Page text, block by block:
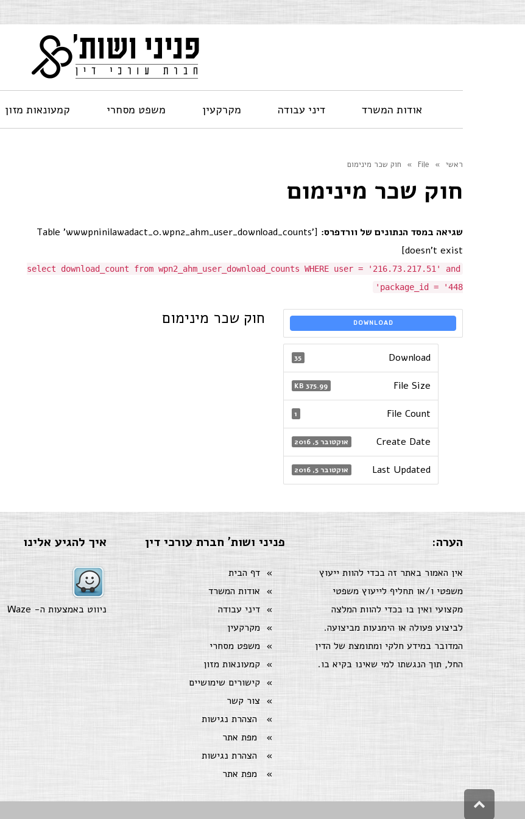
אודות המשרד דיני עבודה מקרקעין משפט מסחרי קמעונאות מזון
ראשי »
File
» חוק שכר מינימום
חוק שכר מינימום
שגיאה במסד הנתונים של וורדפרס: [Table 'wwwpninilawadact_0.wpn2_ahm_user_download_counts'
doesn't exist]
select download_count from wpn2_ahm_user_download_counts WHERE user = '216.73.217.51' and
package_id = '448'
DOWNLOAD
Download
35
File Size
375.99 KB
File Count
1
Create Date אוקטובר 5, 2016
Last Updated אוקטובר 5, 2016
חוק שכר מינימום
הערה:
אין האמור באתר זה בכדי להוות ייעוץ
משפטי ו/או תחליף לייעוץ משפטי
מקצועי ואין בו בכדי להוות המלצה
לביצוע פעולה או הימנעות מביצועה.
המדובר במידע חלקי ומתומצת של הדין
החל, תוך הנגשתו למי שאינו בקיא בו.
פניני ושות' חברת עורכי דין
דף הבית
אודות המשרד
דיני עבודה
מקרקעין
משפט מסחרי
קמעונאות מזון
קישורים שימושיים
צור קשר
הצהרת נגישות
מפת אתר
הצהרת נגישות
מפת אתר
איך להגיע אלינו
ניווט באמצעות ה- Waze
גלילה
לראש